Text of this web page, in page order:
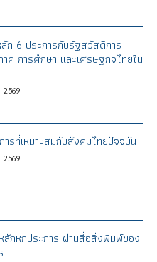
ก 6 ประการกับรัฐสวัสดิการ :
าค การศึกษา และเศรษฐกิจไทยใน
2569
ารที่เหมาะสมกับสังคมไทยปัจจุบัน
2569
ลักหกประการ ผ่านสื่อสิ่งพิมพ์ของ